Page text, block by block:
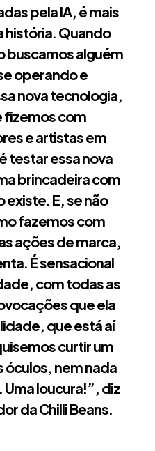
pela IA, é mais
história. Quando
buscamos alguém
operando e
nova tecnologia,
fizemos com
e artistas em
testar essa nova
brincadeira com
existe. E, se não
fazemos com
ações de marca,
É sensacional
com todas as
que ela
que está aí
curtir um
óculos, nem nada
Uma loucura!”, diz
daChilli Beans.